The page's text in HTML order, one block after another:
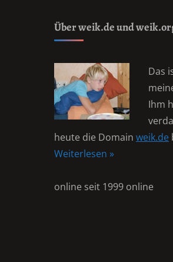
Über weik.de und
Das
Ihm
heute die Domain weik.de
Weiterlesen »
online seit 1999 online